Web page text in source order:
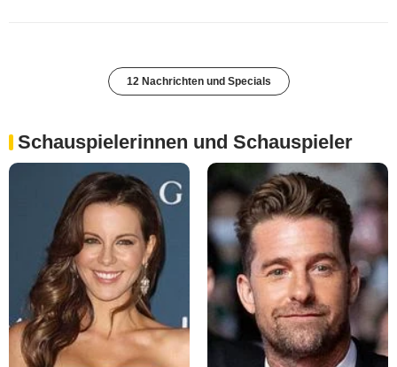
12 Nachrichten und Specials
Schauspielerinnen und Schauspieler